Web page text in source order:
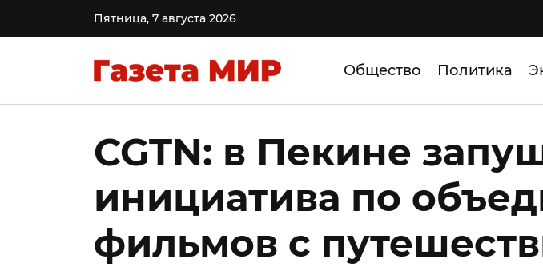
Пятница, 7 августа 2026
Общество Политика
CGTN: в Пекине
инициатива по
фильмов с